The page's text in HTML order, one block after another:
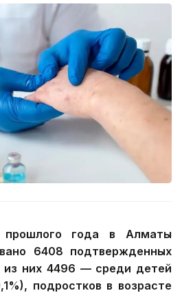
года в Алматы
6408 подтвержденных
из них 4496 — среди детей
подростков в возрасте